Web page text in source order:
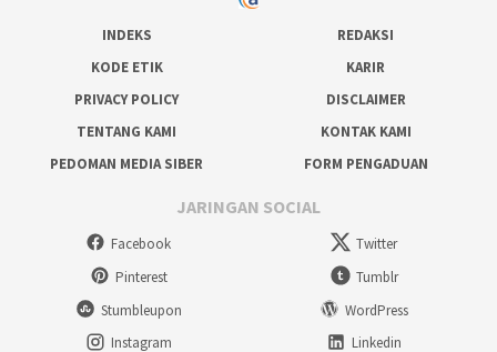
INDEKS
REDAKSI
KODE ETIK
KARIR
PRIVACY POLICY
DISCLAIMER
TENTANG KAMI
KONTAK KAMI
PEDOMAN MEDIA SIBER
FORM PENGADUAN
JARINGAN SOCIAL
Facebook
Twitter
Pinterest
Tumblr
Stumbleupon
WordPress
Instagram
Linkedin